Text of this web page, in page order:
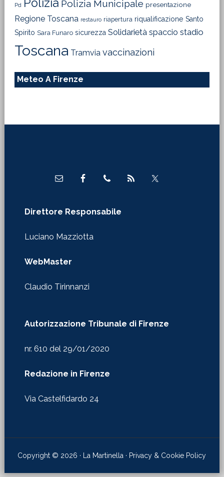
Pd Polizia Polizia Municipale presentazione
Regione Toscana restauro riapertura riqualificazione Santo
Spirito Sara Funaro sicurezza Solidarietà spaccio stadio
Toscana Tramvia vaccinazioni
Meteo A Firenze
Direttore Responsabile
Luciano Mazziotta
WebMaster
Claudio Tirinnanzi
Autorizzazione Tribunale di Firenze
nr. 610 del 29/01/2020
Redazione in Firenze
Via Castelfidardo 24
Copyright © 2026 · La Martinella · Privacy & Cookie Policy